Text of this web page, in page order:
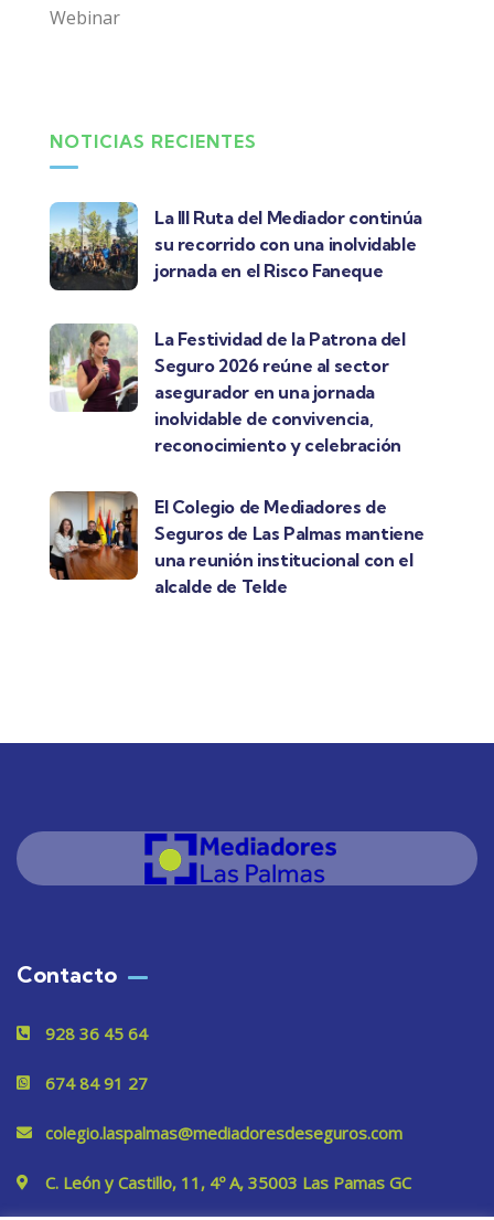
Webinar
NOTICIAS RECIENTES
La III Ruta del Mediador continúa
su recorrido con una inolvidable
jornada en el Risco Faneque
La Festividad de la Patrona del
Seguro 2026 reúne al sector
asegurador en una jornada
inolvidable de convivencia,
reconocimiento y celebración
El Colegio de Mediadores de
Seguros de Las Palmas mantiene
una reunión institucional con el
alcalde de Telde
Contacto
928 36 45 64
674 84 91 27
colegio.laspalmas@mediadoresdeseguros.com
C. León y Castillo, 11, 4º A, 35003 Las Pamas GC